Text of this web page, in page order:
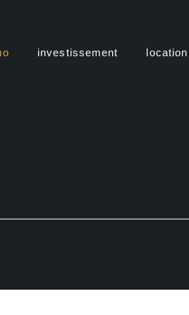
investissement location